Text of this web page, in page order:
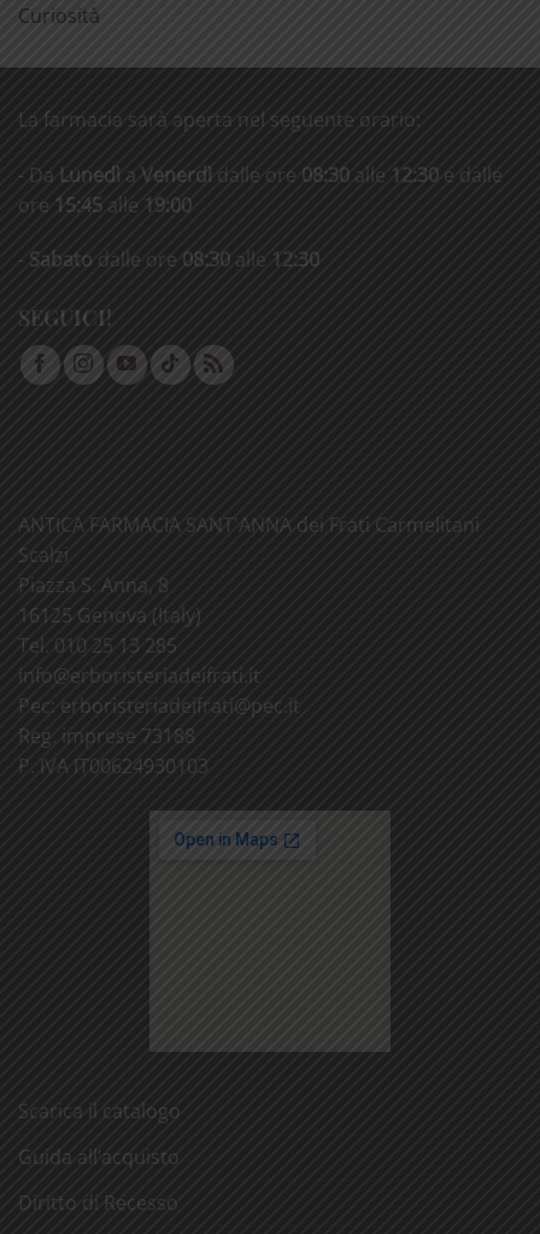
Curiosità
La farmacia sarà aperta nel seguente orario:
- Da Lunedì a Venerdì dalle ore 08:30 alle 12:30 e dalle
ore 15:45 alle 19:00
- Sabato dalle ore 08:30 alle 12:30
SEGUICI!
ANTICA FARMACIA SANT'ANNA dei Frati Carmelitani
Scalzi
Piazza S. Anna, 8
16125 Genova (Italy)
Tel. 010 25 13 285
info@erboristeriadeifrati.it
Pec: erboristeriadeifrati@pec.it
Reg. imprese 73188
P. IVA IT00624930103
Scarica il catalogo
Guida all’acquisto
Diritto di Recesso